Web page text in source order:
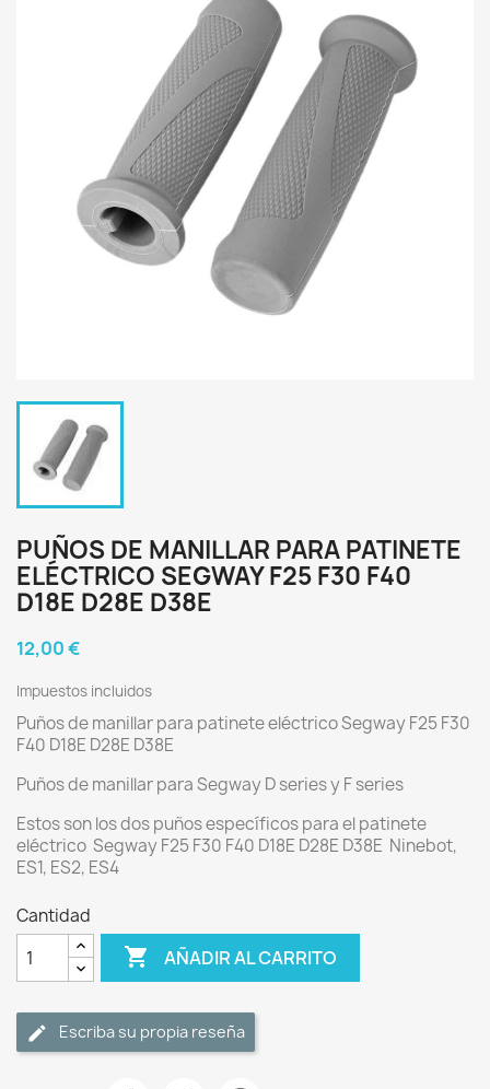
PUÑOS DE MANILLAR PARA PATINETE
ELÉCTRICO SEGWAY F25 F30 F40
D18E D28E D38E
12,00 €
Impuestos incluidos
Puños de manillar para patinete eléctrico Segway F25 F30
F40 D18E D28E D38E
Puños de manillar para Segway D series y F series
Estos son los dos puños específicos para el patinete
eléctrico Segway F25 F30 F40 D18E D28E D38E Ninebot,
ES1, ES2, ES4
Cantidad
 AÑADIR AL CARRITO
Escriba su propia reseña